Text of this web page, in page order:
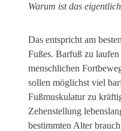
Warum ist das
Das entspricht am
Fußes. Barfuß zu
menschlichen
sollen möglichst viel
Fußmuskulatur zu
Zehenstellung
bestimmten Alter